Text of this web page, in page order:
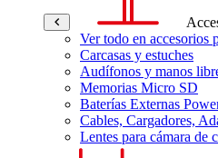
Ver todo en accesorios
Carcasas y estuches
Audífonos y manos
Memorias Micro SD
Baterías Externas
Cables, Cargadores,
Lentes para cámara de